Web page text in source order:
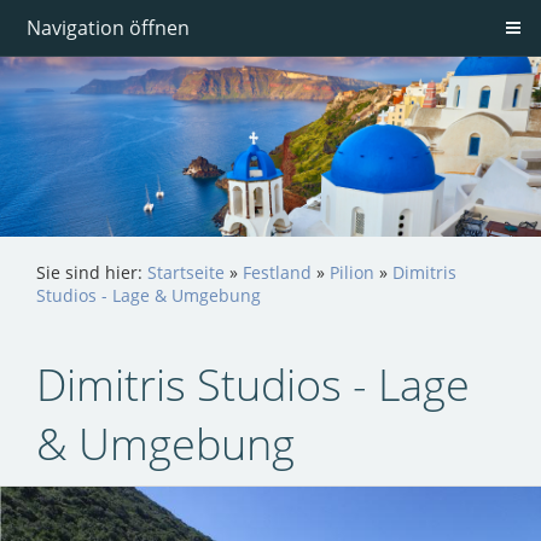
Navigation öffnen
Sie sind hier: Startseite » Festland » Pilion » Dimitris
Studios - Lage & Umgebung
Dimitris Studios - Lage
& Umgebung